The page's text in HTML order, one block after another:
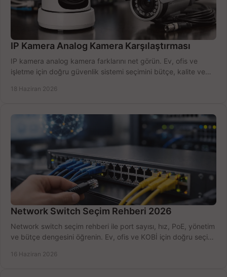
IP Kamera Analog Kamera Karşılaştırması
IP kamera analog kamera farklarını net görün. Ev, ofis ve
işletme için doğru güvenlik sistemi seçimini bütçe, kalite ve
18 Haziran 2026
Network Switch Seçim Rehberi 2026
Network switch seçim rehberi ile port sayısı, hız, PoE, yönetim
ve bütçe dengesini öğrenin. Ev, ofis ve KOBİ için doğru seçimi
16 Haziran 2026